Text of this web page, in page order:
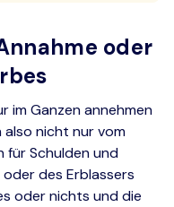
oder
im Ganzen annehmen
also nicht nur vom
für Schulden und
des Erblassers
oder nichts und die